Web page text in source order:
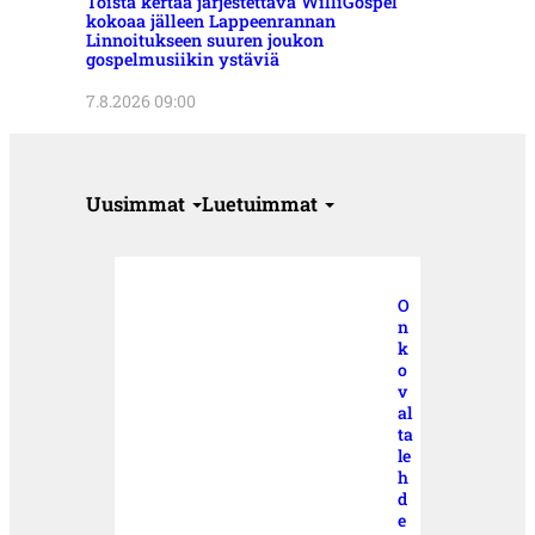
kokoaa jälleen Lappeenrannan
Linnoitukseen suuren joukon
gospelmusiikin ystäviä
7.8.2026 09:00
Uusimmat Luetuimmat
O
n
k
o
v
al
ta
le
h
d
e